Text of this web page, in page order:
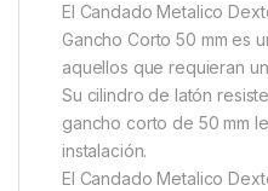
El Candado Metalico
Gancho Corto 50 mm es
aquellos que requieran
Su cilindro de latón
gancho corto de 50 mm
instalación.
El Candado Metalico